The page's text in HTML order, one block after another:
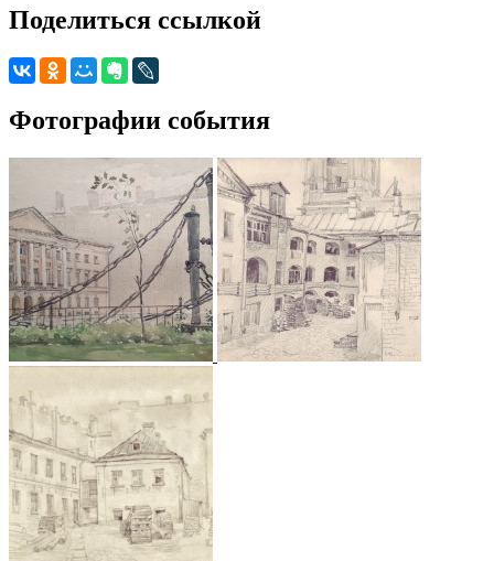
Поделиться ссылкой
Фотографии события